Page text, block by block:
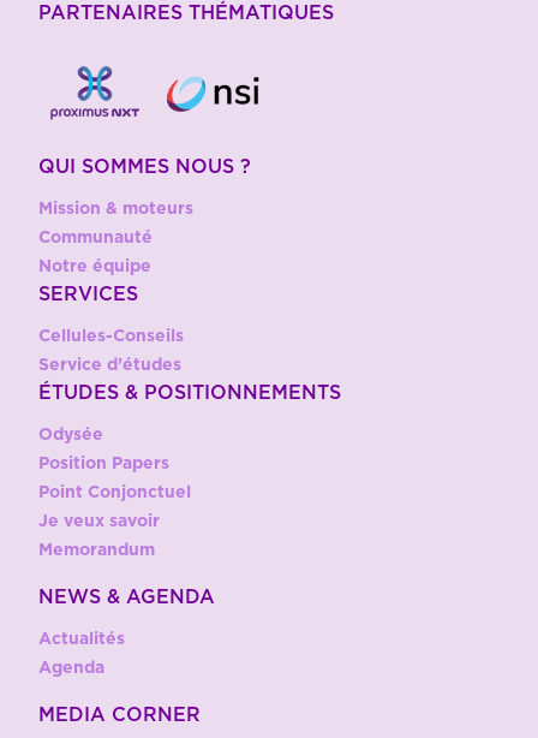
PARTENAIRES THÉMATIQUES
QUI SOMMES NOUS ?
Mission & moteurs
Communauté
Notre équipe
SERVICES
Cellules-Conseils
Service d’études
ÉTUDES & POSITIONNEMENTS
Odysée
Position Papers
Point Conjonctuel
Je veux savoir
Memorandum
NEWS & AGENDA
Actualités
Agenda
MEDIA CORNER